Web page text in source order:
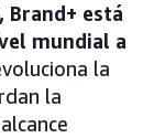
está
mundial a
la
la